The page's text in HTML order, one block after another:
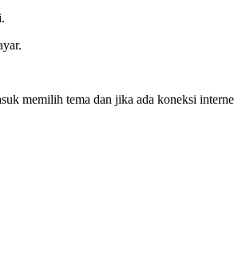
memilih tema dan jika ada koneksi